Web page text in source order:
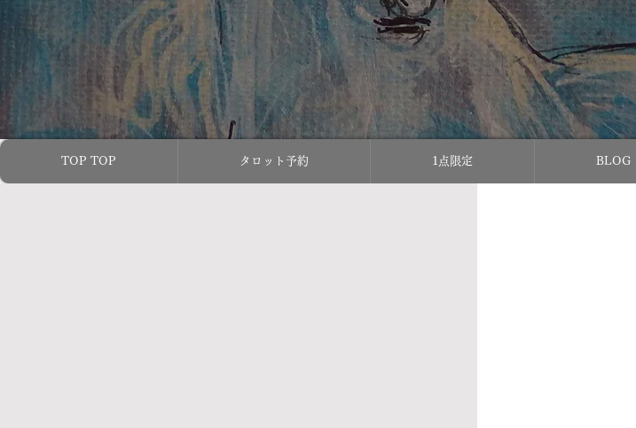
TOP TOP タロット予約 1点限定 BLOG